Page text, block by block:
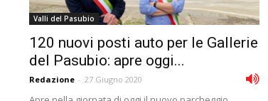
Valli del Pasubio
120 nuovi posti auto per le Gallerie
del Pasubio: apre oggi...
Redazione - 27 Giugno 2020